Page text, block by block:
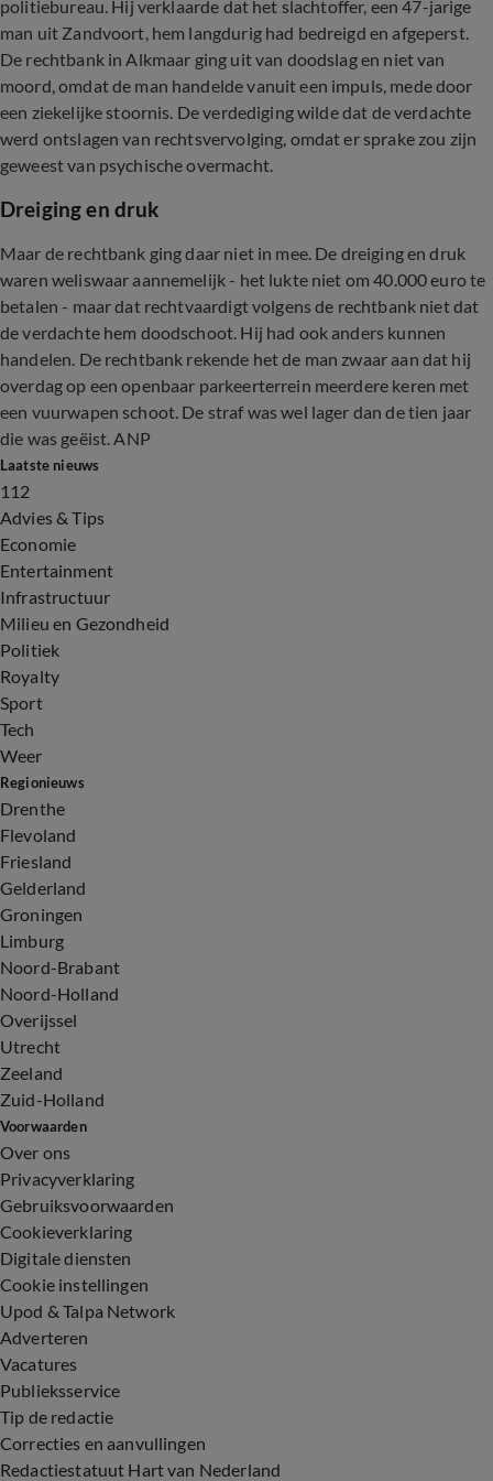
politiebureau. Hij verklaarde dat het slachtoffer, een 47-jarige
man uit Zandvoort, hem langdurig had bedreigd en afgeperst.
De rechtbank in Alkmaar ging uit van doodslag en niet van
moord, omdat de man handelde vanuit een impuls, mede door
een ziekelijke stoornis. De verdediging wilde dat de verdachte
werd ontslagen van rechtsvervolging, omdat er sprake zou zijn
geweest van psychische overmacht.
Dreiging en druk
Maar de rechtbank ging daar niet in mee. De dreiging en druk
waren weliswaar aannemelijk - het lukte niet om 40.000 euro te
betalen - maar dat rechtvaardigt volgens de rechtbank niet dat
de verdachte hem doodschoot. Hij had ook anders kunnen
handelen. De rechtbank rekende het de man zwaar aan dat hij
overdag op een openbaar parkeerterrein meerdere keren met
een vuurwapen schoot. De straf was wel lager dan de tien jaar
die was geëist. ANP
Laatste nieuws
112
Advies & Tips
Economie
Entertainment
Infrastructuur
Milieu en Gezondheid
Politiek
Royalty
Sport
Tech
Weer
Regionieuws
Drenthe
Flevoland
Friesland
Gelderland
Groningen
Limburg
Noord-Brabant
Noord-Holland
Overijssel
Utrecht
Zeeland
Zuid-Holland
Voorwaarden
Over ons
Privacyverklaring
Gebruiksvoorwaarden
Cookieverklaring
Digitale diensten
Cookie instellingen
Upod & Talpa Network
Adverteren
Vacatures
Publieksservice
Tip de redactie
Correcties en aanvullingen
Redactiestatuut Hart van Nederland